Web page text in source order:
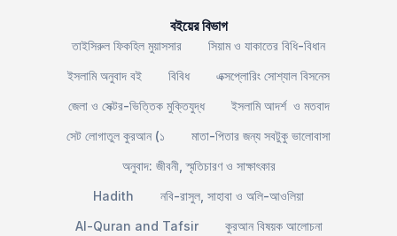
বইয়ের বিভাগ
তাইসিরুল ফিকহিল মুয়াসসার
সিয়াম ও যাকাতের বিধি-বিধান
ইসলামি অনুবাদ বই
বিবিধ
এক্সপ্লোরিং সোশ্যাল বিসনেস
জেলা ও সেক্টর-ভিত্তিক মুক্তিযুদ্ধ
ইসলামি আদর্শ ও মতবাদ
সেট লোগাতুল কুরআন (১
মাতা-পিতার জন্য সবটুকু ভালোবাসা
অনুবাদ: জীবনী, স্মৃতিচারণ ও সাক্ষাৎকার
Hadith
নবি-রাসুল, সাহাবা ও অলি-আওলিয়া
Al-Quran and Tafsir
কুরআন বিষয়ক আলোচনা